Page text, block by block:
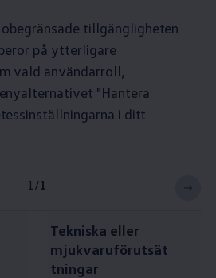
tillgängligheten
på ytterligare
vald användarroll,
"Hantera
i ditt
1 /1
Tekniska eller
mjukvaruförutsät
tningar